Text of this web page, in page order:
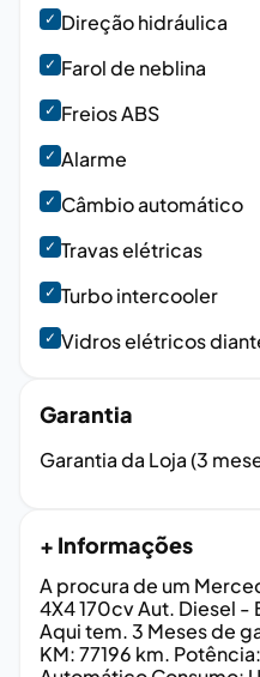
✓ Direção hidráulica
✓ Farol de neblina
✓ Freios ABS
✓ Alarme
✓ Câmbio automático
✓ Travas elétricas
✓ Turbo intercooler
✓ Vidros elétricos
Garantia
Garantia da Loja (3
+ Informações
A procura de um
4X4 170cv Aut. Diesel -
Aqui tem. 3 Meses de
KM: 77196 km.